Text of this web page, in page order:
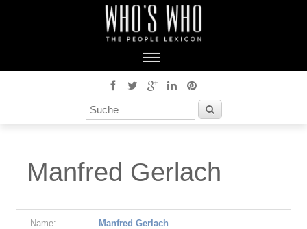
Manfred Gerlach
Name:
Manfred Gerlach